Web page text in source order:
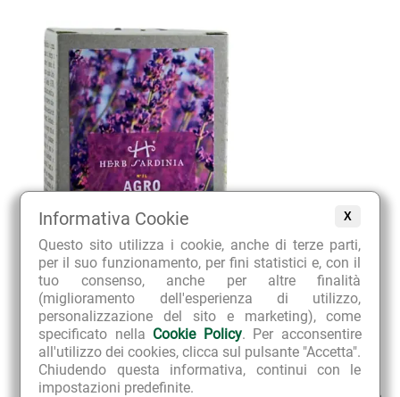
X
Informativa Cookie
Questo sito utilizza i cookie, anche di terze parti,
per il suo funzionamento, per fini statistici e, con il
tuo consenso, anche per altre finalità
(miglioramento dell'esperienza di utilizzo,
personalizzazione del sito e marketing), come
specificato nella Cookie Policy. Per acconsentire
all'utilizzo dei cookies, clicca sul pulsante "Accetta".
Chiudendo questa informativa, continui con le
impostazioni predefinite.